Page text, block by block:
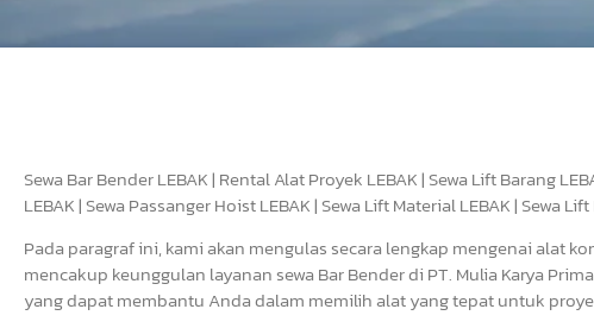
Sewa Bar Bender LEBAK | Rental Alat Proyek LEBAK | Sewa Lift Barang
LEBAK | Sewa Passanger Hoist LEBAK | Sewa Lift Material LEBAK | Sewa
Pada paragraf ini, kami akan mengulas secara lengkap mengenai alat
mencakup keunggulan layanan sewa Bar Bender di PT. Mulia Karya
yang dapat membantu Anda dalam memilih alat yang tepat untuk